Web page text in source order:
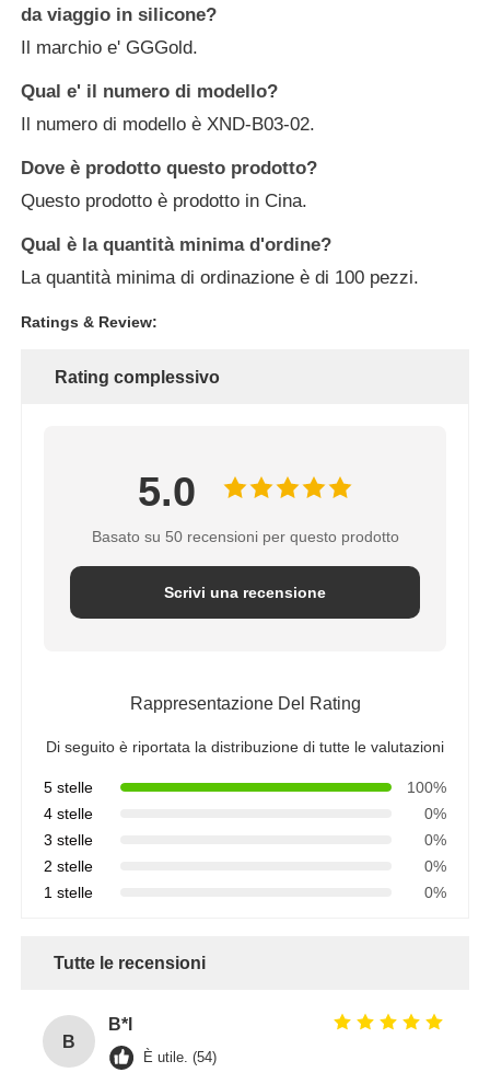
da viaggio in silicone?
Il marchio e' GGGold.
Qual e' il numero di modello?
Il numero di modello è XND-B03-02.
Dove è prodotto questo prodotto?
Questo prodotto è prodotto in Cina.
Qual è la quantità minima d'ordine?
La quantità minima di ordinazione è di 100 pezzi.
Ratings & Review:
Rating complessivo
5.0
Basato su 50 recensioni per questo prodotto
Scrivi una recensione
Rappresentazione Del Rating
Di seguito è riportata la distribuzione di tutte le valutazioni
5 stelle
100%
4 stelle
0%
3 stelle
0%
2 stelle
0%
1 stelle
0%
Tutte le recensioni
B
B*l
È utile. (54)